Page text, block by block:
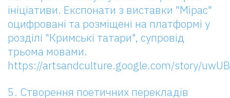
ініціативи. Експонати з виставки "Мірас"
оцифровані та розміщені на платформі у
розділі "Кримські татари", супровід
трьома мовами.
https://artsandculture.google.com/story/
5. Створення поетичних перекладів